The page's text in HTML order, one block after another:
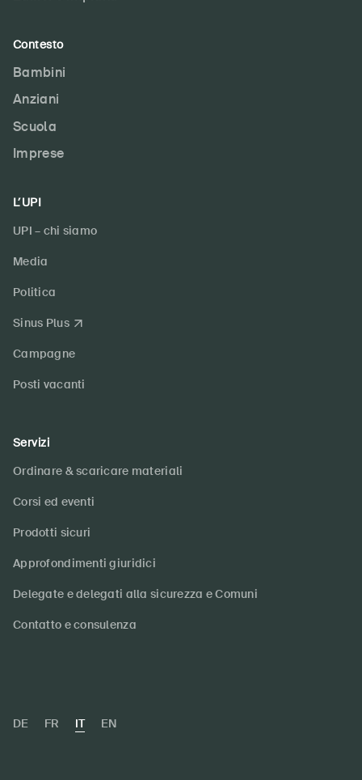
Contesto
Bambini
Anziani
Scuola
Imprese
L’UPI
UPI – chi siamo
Media
Politica
Sinus Plus
Campagne
Posti vacanti
Servizi
Ordinare & scaricare materiali
Corsi ed eventi
Prodotti sicuri
Approfondimenti giuridici
Delegate e delegati alla sicurezza e Comuni
Contatto e consulenza
DE FR IT EN